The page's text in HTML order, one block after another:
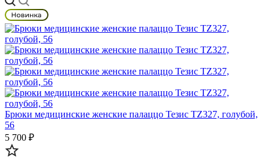
Брюки медицинские женские палаццо Тезис TZ327, голубой,
56
5 700 ₽